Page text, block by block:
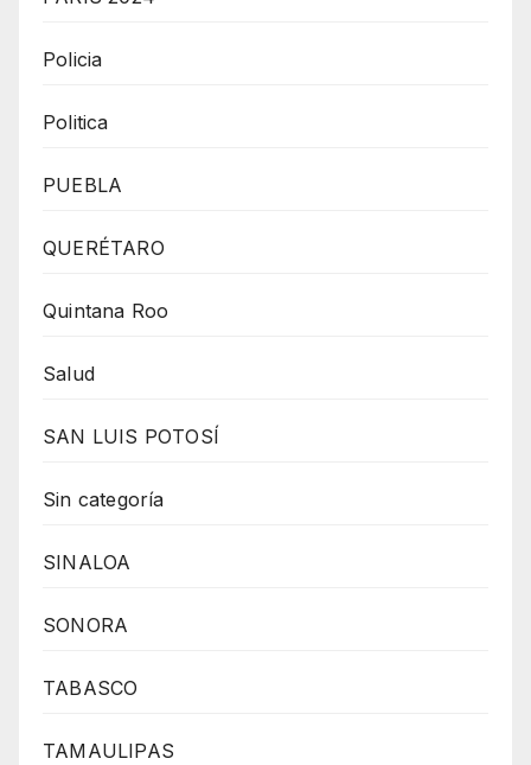
Policia
Politica
PUEBLA
QUERÉTARO
Quintana Roo
Salud
SAN LUIS POTOSÍ
Sin categoría
SINALOA
SONORA
TABASCO
TAMAULIPAS